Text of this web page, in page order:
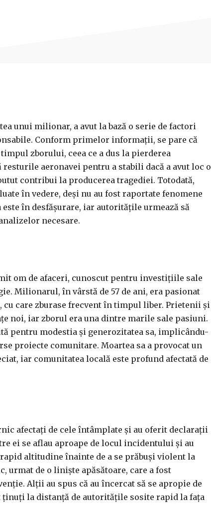
unui milionar, a avut la bază o serie de factori
Conform primelor informații, se pare că
zborului, ceea ce a dus la pierderea
aeronavei pentru a stabili dacă a avut loc o
contribui la producerea tragediei. Totodată,
în vedere, deși nu au fost raportate fenomene
în desfășurare, iar autoritățile urmează să
necesare.
om de afaceri, cunoscut pentru investițiile sale
Milionarul, în vârstă de 57 de ani, era pasionat
cu care zburase frecvent în timpul liber. Prietenii și
noi, iar zborul era una dintre marile sale pasiuni.
pentru modestia și generozitatea sa, implicându-
proiecte comunitare. Moartea sa a provocat un
iar comunitatea locală este profund afectată de
afectați de cele întâmplate și au oferit declarații
ei se aflau aproape de locul incidentului și au
altitudine înainte de a se prăbuși violent la
urmat de o liniște apăsătoare, care a fost
Alții au spus că au încercat să se apropie de
la distanță de autoritățile sosite rapid la fața